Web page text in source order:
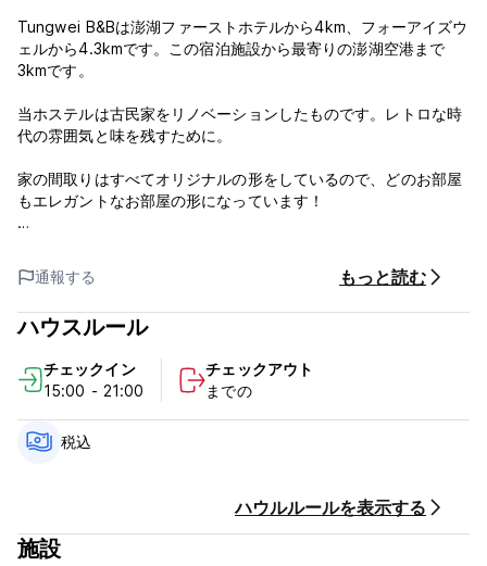
Tungwei B&Bは澎湖ファーストホテルから4km、フォーアイズウ
ェルから4.3kmです。この宿泊施設から最寄りの澎湖空港まで
3kmです。
当ホステルは古民家をリノベーションしたものです。レトロな時
代の雰囲気と味を残すために。
家の間取りはすべてオリジナルの形をしているので、どのお部屋
もエレガントなお部屋の形になっています！
場合、またはノーショーの場合は、滞在の最初の1泊分の料金が課
金されます。
チェックインは15:00～21:00までとなります。
チェックアウト時間は09:00～11:00です。
朝食は含まれておりません。
門限はありません。
ペットに優しい。
子供に優しい。
通報する もっと読む
ハウスルール
チェックイン
15:00 - 21:00
チェックアウト
までの
税込
ハウルルールを表示する
施設